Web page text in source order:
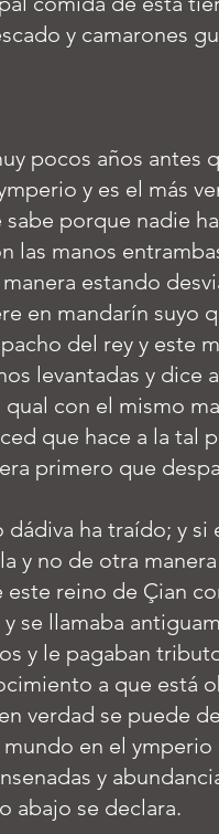
y camarones
pocos años antes
y es el más
sabe porque nadie
las manos
estando
en mandarín suyo
del rey y este
levantadas y dice
con el mismo
que hace a la tal
primero que
ha traído; y si
y no de otra
este reino de Çian
se llamaba
y le pagaban
a que está
verdad se puede
en el
y
abajo se declara.